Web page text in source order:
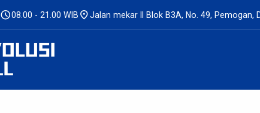
schedule08.00 - 21.00 WIB location_onJalan mekar II Blok B3A, No. 49, Pemogan,